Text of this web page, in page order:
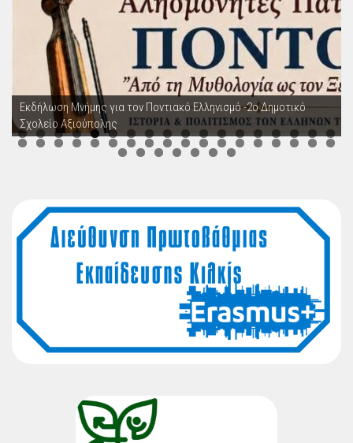
Εκδήλωση Μνήμης για τον Ποντιακό Ελληνισμό -2ο Δημοτικό
Σχολείο Αξιούπολης